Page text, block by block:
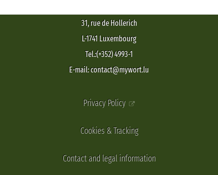
31, rue de Hollerich
L-1741 Luxembourg
Tel.:(+352) 4993-1
E-mail: contact@mywort.lu
Privacy Policy
Cookies & Tracking
Contact and legal information